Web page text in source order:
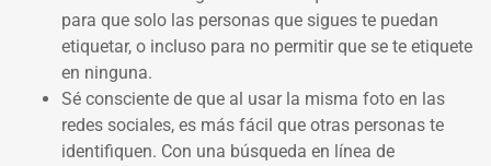
para que solo las personas que sigues te puedan
etiquetar, o incluso para no permitir que se te etiquete
en ninguna.
Sé consciente de que al usar la misma foto en las
redes sociales, es más fácil que otras personas te
identifiquen. Con una búsqueda en línea de